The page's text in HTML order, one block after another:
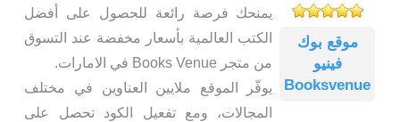
موقع بوك
فينيو
Booksvenue
يمنحك فرصة رائعة للحصول على أفضل
الكتب العالمية بأسعار مخفضة عند التسوق
من متجر Books Venue في الامارات.
يوفّر الموقع ملايين العناوين في مختلف
المجالات، ومع تفعيل الكود تحصل على